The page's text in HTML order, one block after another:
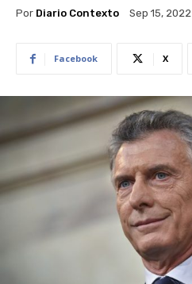
Por Diario Contexto Sep 15, 2022
Facebook X